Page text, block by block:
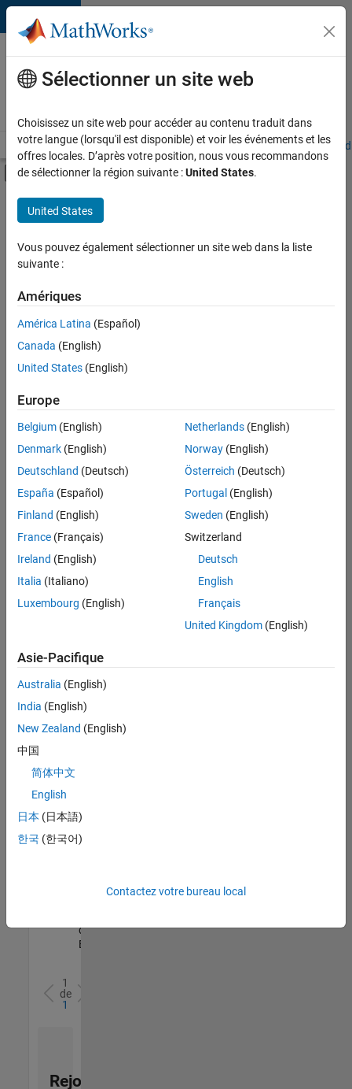
Passer au contenu
Votre
carrière
chez
Accueil Explorer nos opportunités Adresses de nos bureaux
Activer/désactiver l'affichage du menu
Contenu principal
FILTRER PAR
Développement de produits
Gestion des programmes
Ingénierie de la qualité
Enregistrer
sélectionnées
Les
descriptions
poste
n’ont
pas
été
traduites.
Effectuez
lieu
pour
l’ensemble
des
opportunités
votre
région.
Senior Software Quality Engineer
Senior
Engineer
qualité |
Expérimenté(e)
1
de
1
Rejoignez
Sélectionner un site web
Choisissez un site web pour accéder au contenu traduit dans
votre langue (lorsqu'il est disponible) et voir les événements et les
offres locales. D’après votre position, nous vous recommandons
de sélectionner la région suivante :United States.
United States
Vous pouvez également sélectionner un site web dans la liste
suivante :
Amériques
América Latina (Español)
Canada (English)
United States (English)
Europe
Belgium (English)
Denmark (English)
Deutschland (Deutsch)
España (Español)
Finland (English)
France (Français)
Ireland (English)
Italia (Italiano)
Luxembourg (English)
Netherlands(English)
Norway(English)
Österreich (Deutsch)
Portugal (English)
Sweden (English)
Switzerland
Deutsch
English
Français
United Kingdom(English)
Asie-Pacifique
Australia (English)
India (English)
New Zealand (English)
中国
简体中文
English
日本 (日本語)
한국 (한국어)
Contactez votre bureau local